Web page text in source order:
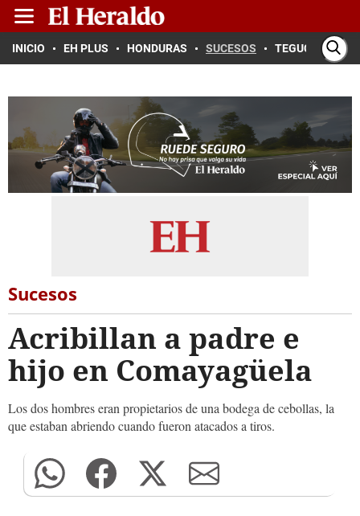
INICIO EH PLUS HONDURAS SUCESOS TEGUCIGALPA
Sucesos
Acribillan a padre e
hijo en Comayagüela
Los dos hombres eran propietarios de una bodega de cebollas, la
que estaban abriendo cuando fueron atacados a tiros.